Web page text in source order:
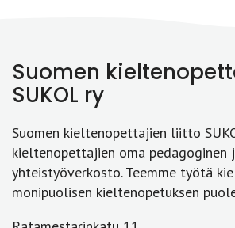
Suomen
SUKOL ry
Suomen kieltenopettajien liitto
kieltenopettajien oma pedagoginen
yhteistyöverkosto. Teemme työtä
monipuolisen kieltenopetuksen